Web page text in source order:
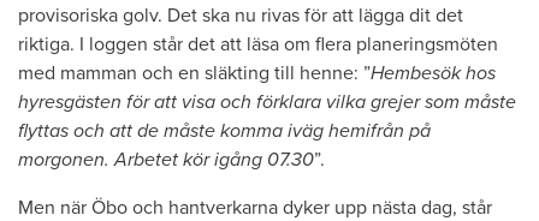
provisoriska golv. Det ska nu rivas för att lägga dit det
riktiga. I loggen står det att läsa om flera planeringsmöten
med mamman och en släkting till henne: ”Hembesök hos
hyresgästen för att visa och förklara vilka grejer som måste
flyttas och att de måste komma iväg hemifrån på
morgonen. Arbetet kör igång 07.30”.
Men när Öbo och hantverkarna dyker upp nästa dag, står